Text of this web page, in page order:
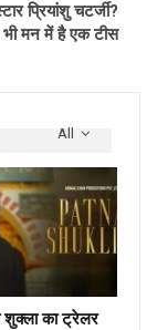
प्रियांशु चटर्जी?
मन में है एक टीस
All
शुक्ला का ट्रेलर